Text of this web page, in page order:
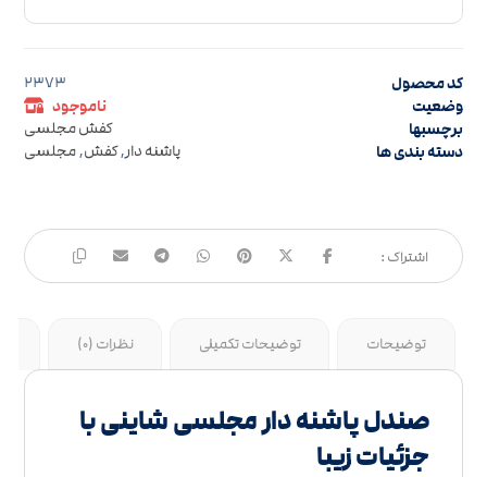
کد محصول 2373
وضعیت
ناموجود
برچسبها
کفش مجلسی
دسته بندی ها پاشنه دار,کفش,مجلسی
توضیحات توضیحات تکمیلی نظرات (0)
صندل پاشنه دار مجلسی شاینی با
جزئیات زیبا